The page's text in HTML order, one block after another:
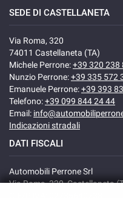
SEDE DI CASTELLANETA
Via Roma, 320
74011 Castellaneta (TA)
Michele Perrone:+39 320 238
Nunzio Perrone:+39 335 572
Emanuele Perrone:+39 393
Telefono:+39 099 844 24 44
Email:
Indicazioni stradali
DATI FISCALI
Automobili Perrone Srl
Via Roma, 320, Castellaneta